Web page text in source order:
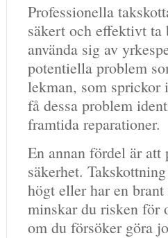
Professionella
säkert och effektivt
använda sig av
potentiella problem
lekman, som
få dessa problem
framtida reparationer.
En annan fördel är
säkerhet.
högt eller har en
minskar du risken för
om du försöker göra